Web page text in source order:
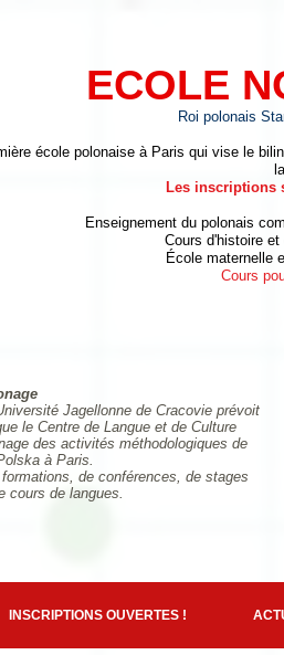
ECOLE
Roi polonais
école polonaise à Paris qui vise le
Les inscriptions
Enseignement du polonais
Cours d'histoire
École maternelle
Cours
Jagellonne de Cracovie prévoit
le Centre de Langue et de Culture
des activités méthodologiques de
à Paris.
de conférences, de stages
cours de langues.
INSCRIPTIONS OUVERTES !